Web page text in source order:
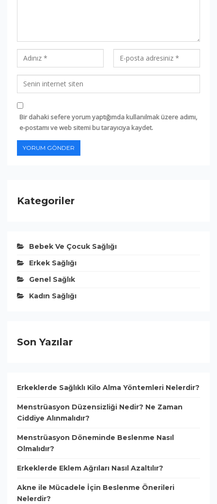
Bir dahaki sefere yorum yaptığımda kullanılmak üzere adımı,
e-postamı ve web sitemi bu tarayıcıya kaydet.
Kategoriler
Bebek Ve Çocuk Sağlığı
Erkek Sağlığı
Genel Sağlık
Kadın Sağlığı
Son Yazılar
Erkeklerde Sağlıklı Kilo Alma Yöntemleri Nelerdir?
Menstrüasyon Düzensizliği Nedir? Ne Zaman
Ciddiye Alınmalıdır?
Menstrüasyon Döneminde Beslenme Nasıl
Olmalıdır?
Erkeklerde Eklem Ağrıları Nasıl Azaltılır?
Akne ile Mücadele İçin Beslenme Önerileri
Nelerdir?